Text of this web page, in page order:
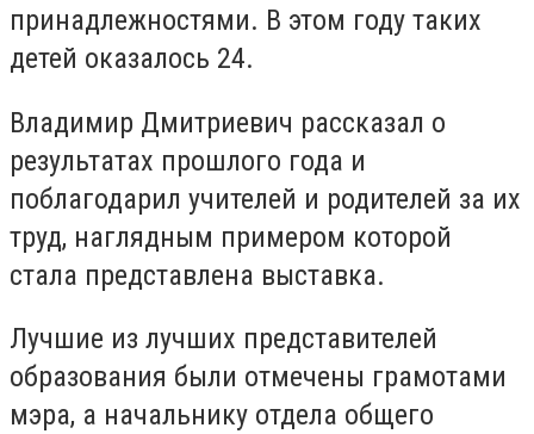
принадлежностями. В этом году таких
детей оказалось 24.
Владимир Дмитриевич рассказал о
результатах прошлого года и
поблагодарил учителей и родителей за их
труд, наглядным примером которой
стала представлена выставка.
Лучшие из лучших представителей
образования были отмечены грамотами
мэра, а начальнику отдела общего